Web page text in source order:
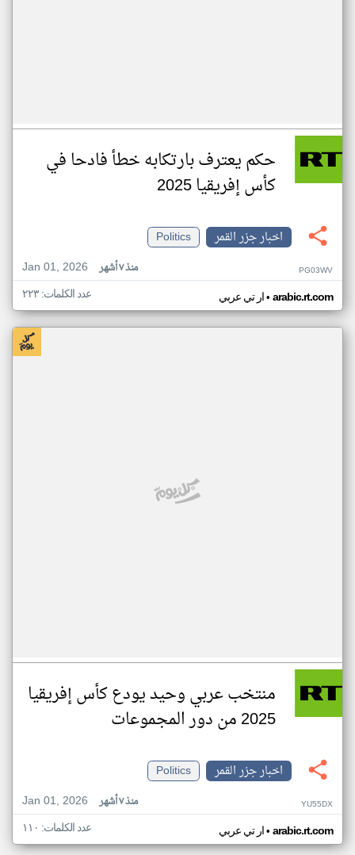
حكم يعترف بارتكابه خطأ فادحا في
كأس إفريقيا 2025
اخبار جزر القمر
Politics
Jan 01, 2026
منذ ٧ أشهر PG03WV
ار تي عربي• arabic.rt.com عدد الكلمات: ٢٢٣
منتخب عربي وحيد يودع كأس إفريقيا
2025 من دور المجموعات
اخبار جزر القمر
Politics
Jan 01, 2026
منذ ٧ أشهر YU55DX
ار تي عربي• arabic.rt.com عدد الكلمات: ١١٠